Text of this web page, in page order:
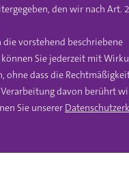
den wir nach Art.
vorstehend beschriebene
Sie jederzeit mit
dass die
davon berührt
Sie unserer